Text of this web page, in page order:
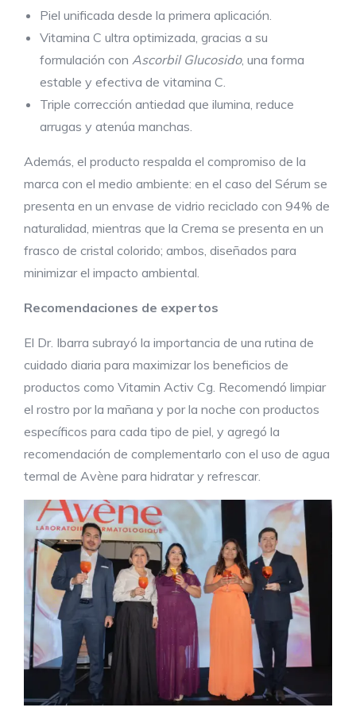
Piel unificada desde la primera aplicación.
Vitamina C ultra optimizada, gracias a su
formulación con Ascorbil Glucosido, una forma
estable y efectiva de vitamina C.
Triple corrección antiedad que ilumina, reduce
arrugas y atenúa manchas.
Además, el producto respalda el compromiso de la
marca con el medio ambiente: en el caso del Sérum se
presenta en un envase de vidrio reciclado con 94% de
naturalidad, mientras que la Crema se presenta en un
frasco de cristal colorido; ambos, diseñados para
minimizar el impacto ambiental.
Recomendaciones de expertos
El Dr. Ibarra subrayó la importancia de una rutina de
cuidado diaria para maximizar los beneficios de
productos como Vitamin Activ Cg. Recomendó limpiar
el rostro por la mañana y por la noche con productos
específicos para cada tipo de piel, y agregó la
recomendación de complementarlo con el uso de agua
termal de Avène para hidratar y refrescar.